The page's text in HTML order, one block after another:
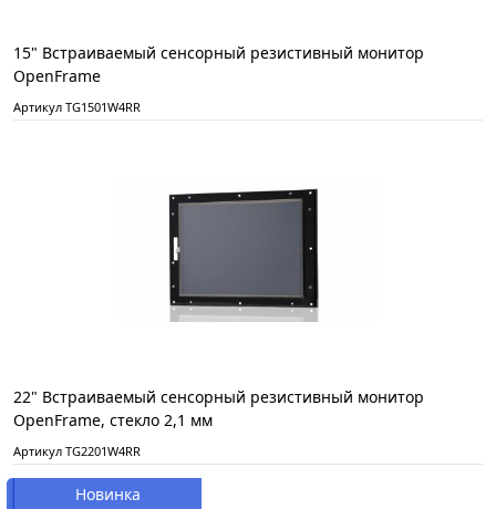
15" Встраиваемый сенсорный резистивный монитор
OpenFrame
Артикул TG1501W4RR
22" Встраиваемый сенсорный резистивный монитор
OpenFrame, стекло 2,1 мм
Артикул TG2201W4RR
Новинка